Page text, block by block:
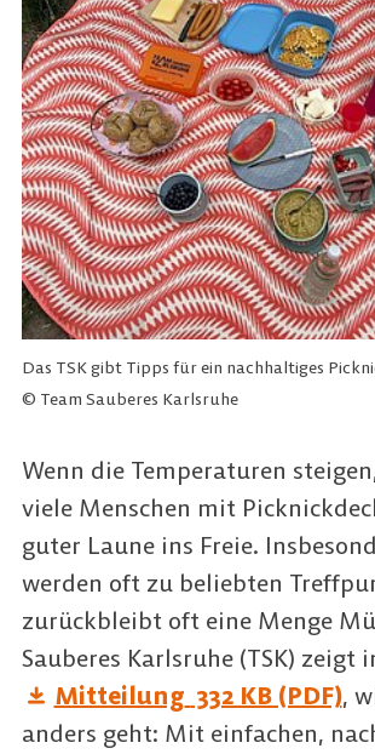
Das TSK gibt Tipps für ein nachhaltiges
© Team Sauberes Karlsruhe
Wenn die Temperaturen
viele Menschen mit
guter Laune ins Freie.
werden oft zu beliebten
zurückbleibt oft eine Menge
Sauberes Karlsruhe (TSK) zeigt
Mitteilung 332 KB (PDF),
anders geht: Mit einfachen,